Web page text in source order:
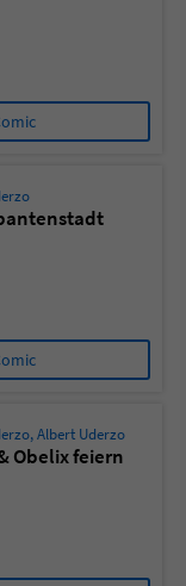
,Albert Uderzo
Obelix feiern